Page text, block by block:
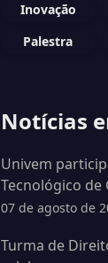
Inovação
Palestra
Notícias
Univem
Tecnológico de
07 de agosto de
Turma de